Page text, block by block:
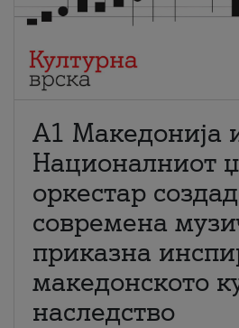
А1 Македонија
Националниот
оркестар
современа
приказна
македонското
наследство